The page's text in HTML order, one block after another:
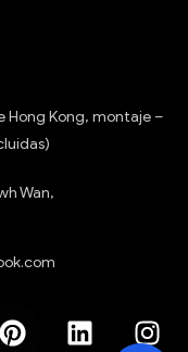
Hong Kong, montaje –
Wan,